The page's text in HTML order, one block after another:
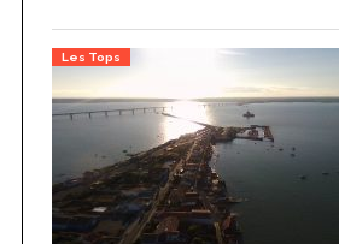
Les Tops